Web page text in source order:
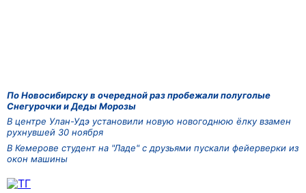
По Новосибирску в очередной раз пробежали полуголые
Снегурочки и Деды Морозы
В центре Улан-Удэ установили новую новогоднюю ёлку взамен
рухнувшей 30 ноября
В Кемерове студент на "Ладе" с друзьями пускали фейерверки из
окон машины